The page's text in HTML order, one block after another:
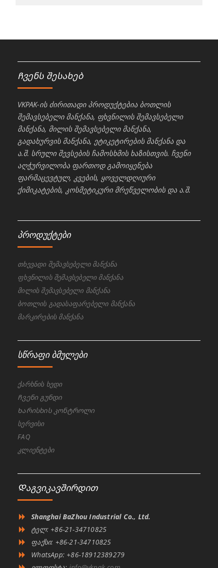
Ჩვენს შესახებ
VKPAK-ის ძირითადი პროდუქტებია ბოთლის
შემავსებელი მანქანა, ფხვნილის შემავსებელი
მანქანა, მილის შემავსებელი მანქანა,
გადახურვის მანქანა, ეტიკეტირების მანქანა და
ა.შ. სრული შევსების ჩამოსხმის ხაზისთვის. ჩვენი
აღჭურვილობა ფართოდ გამოიყენება
ფარმაცევტულ, კვების, ყოველდღიური
ქიმიკატების, კოსმეტიკური მრეწველობის და ა.შ.
პროდუქტები
თხევადი შემავსებელი მანქანა
ფხვნილის შემავსებელი მანქანა
მილის შემავსებელი მანქანა
ბოთლის გადასაფარებელი მანქანა
მარკირების მანქანა
სწრაფი ბმულები
ქარხნის ხედი
Ჩვენი გუნდი
Ხარისხის კონტროლი
სერვისი
FAQ
კლიენტები
Დაგვიკავშირდით
Shanghai BaZhou Industrial Co., Ltd.
ტელ: +86-21-34710825
ფაქსი: +86-21-34710825
WhatsApp: +86-18912389279